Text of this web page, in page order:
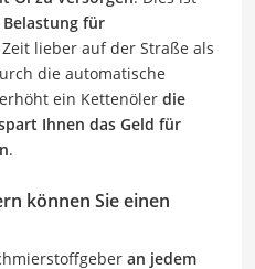
für
lieber auf der Straße als
die automatische
ein Kettenöler die
Ihnen das Geld für
.
können Sie einen
an jedem